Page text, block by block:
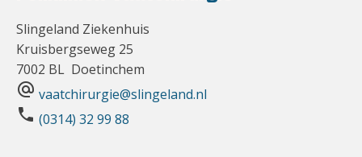
Slingeland Ziekenhuis
Kruisbergseweg 25
7002 BL Doetinchem
alternate_email vaatchirurgie@slingeland.nl
phone (0314) 32 99 88